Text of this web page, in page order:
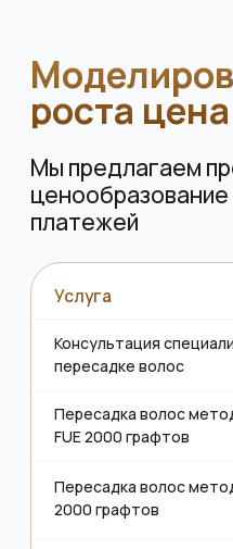
Пересадка волос методом DHI
2000 графтов
Пересадка волос на брови
Плазмотерапия для волос
(1 сеанс)
Плазмотерапия для волос (10
Процедура Regenera
Activa (1 процедура)
ПОЛУЧИТЬ
Моделирование